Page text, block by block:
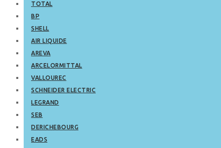
TOTAL
BP
SHELL
AIR LIQUIDE
AREVA
ARCELORMITTAL
VALLOUREC
SCHNEIDER ELECTRIC
LEGRAND
SEB
DERICHEBOURG
EADS